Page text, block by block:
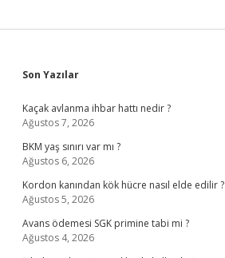
Sidebar
Son Yazılar
Kaçak avlanma ihbar hattı nedir ?
Ağustos 7, 2026
BKM yaş sınırı var mı ?
Ağustos 6, 2026
Kordon kanından kök hücre nasıl elde edilir ?
Ağustos 5, 2026
Avans ödemesi SGK primine tabi mi ?
Ağustos 4, 2026